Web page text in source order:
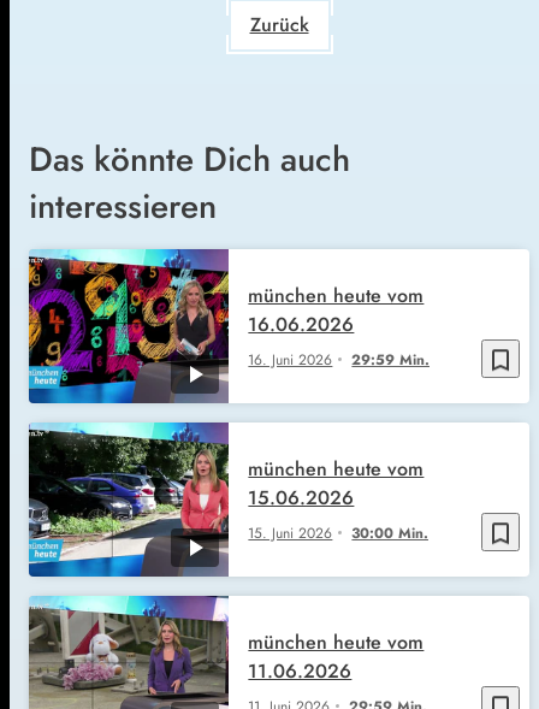
Zurück
Das könnte Dich auch
interessieren
bookmark_border
16. Juni 2026 29:59 Min.
münchen heute vom
16.06.2026
bookmark_border
15. Juni 2026 30:00 Min.
münchen heute vom
15.06.2026
münchen heute vom
11.06.2026